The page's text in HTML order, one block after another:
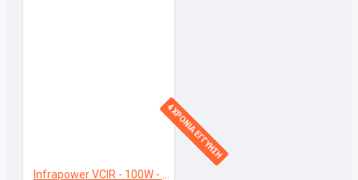
4 ΧΡΟΝΙΑ ΕΓΓΥΗΣΗ
Infrapower VCIR - 100W - Ζεστασιά για τα Πόδια με Υπέρυθρη Θέρμανση